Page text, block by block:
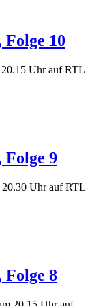
10
Uhr auf RTL
9
20.30 Uhr auf RTL
8